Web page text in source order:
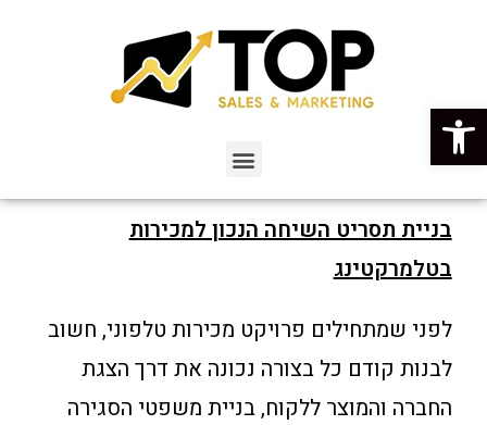
פתח סרגל נגישות
בניית תסריט השיחה הנכון למכירות
בטלמרקטינג
לפני שמתחילים פרויקט מכירות טלפוני, חשוב
לבנות קודם כל בצורה נכונה את דרך הצגת
החברה והמוצר ללקוח, בניית משפטי הסגירה